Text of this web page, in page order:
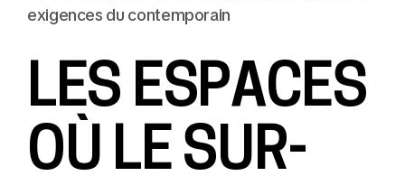
exigences du contemporain
LES ESPACES
OÙ LE SUR-